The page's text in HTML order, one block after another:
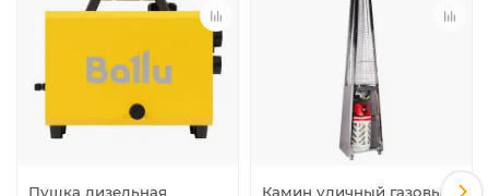
Пушка дизельная
Камин уличный газовый